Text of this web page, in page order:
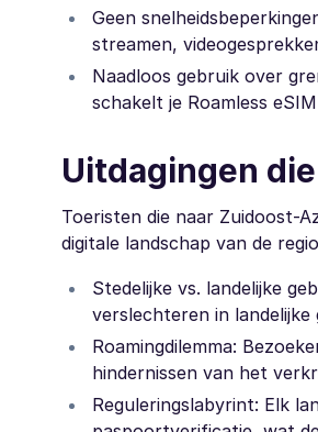
Geen
streamen,
Naadloos gebruik over
schakelt je Roamless
Uitdagingen
Toeristen die naar Zuidoost-
digitale landschap van de
Stedelijke vs. landelijke
verslechteren in landelijke
Roamingdilemma:
hindernissen van het
Reguleringslabyrint: Elk